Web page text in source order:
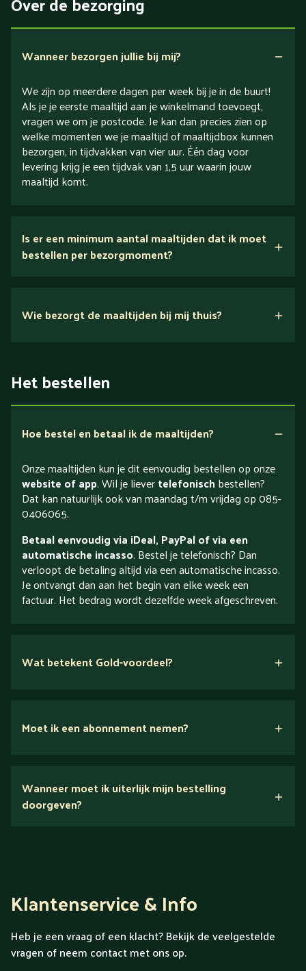
Verlaagd in koolhydraten
Verlaagd in zout
Wanneer bezorgen jullie bij mij?
We zijn op meerdere dagen per week bij je in de buurt!
Als je je eerste maaltijd aan je winkelmand toevoegt,
vragen we om je postcode. Je kan dan precies zien op
welke momenten we je maaltijd of maaltijdbox kunnen
bezorgen, in tijdvakken van vier uur. Één dag voor
levering krijg je een tijdvak van 1,5 uur waarin jouw
maaltijd komt.
Is er een minimum aantal maaltijden dat ik moet
bestellen per bezorgmoment?
Wie bezorgt de maaltijden bij mij thuis?
Het bestellen
Hoe bestel en betaal ik de maaltijden?
Onze maaltijden kun je dit eenvoudig bestellen op onze
website of app. Wil je lievertelefonischbestellen?
Dat kan natuurlijk ook van maandag t/m vrijdag op 085-
0406065.
Betaal eenvoudig via iDeal, PayPal of via een
automatische incasso. Bestel je telefonisch? Dan
verloopt de betaling altijd via een automatische incasso.
Je ontvangt dan aan het begin van elke week een
factuur. Het bedrag wordt dezelfde week afgeschreven.
Wat betekent Gold-voordeel?
Ontdek alles over Gold
Moet ik een abonnement nemen?
Wanneer moet ik uiterlijk mijn bestelling
doorgeven?
Klantenservice & Info
Heb je een vraag of een klacht? Bekijk de veelgestelde
vragen of neem contact met ons op.